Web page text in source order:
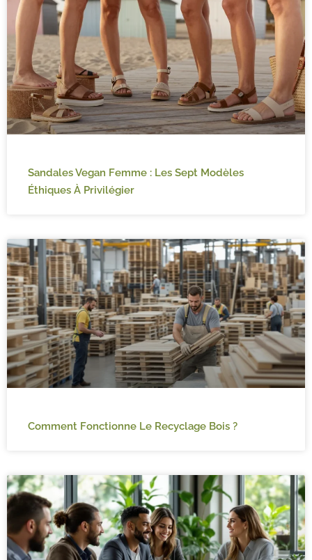
Sandales Vegan Femme : Les Sept Modèles
Éthiques À Privilégier
Comment Fonctionne Le Recyclage Bois ?